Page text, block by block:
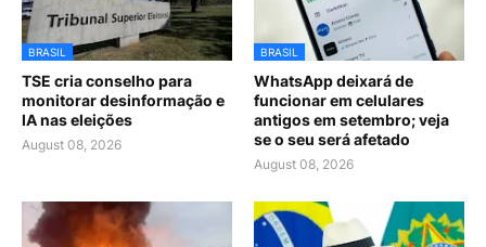
BRASIL
TSE cria conselho para
monitorar desinformação e
IA nas eleições
August 08, 2026
BRASIL
WhatsApp deixará de
funcionar em celulares
antigos em setembro; veja
se o seu será afetado
August 08, 2026